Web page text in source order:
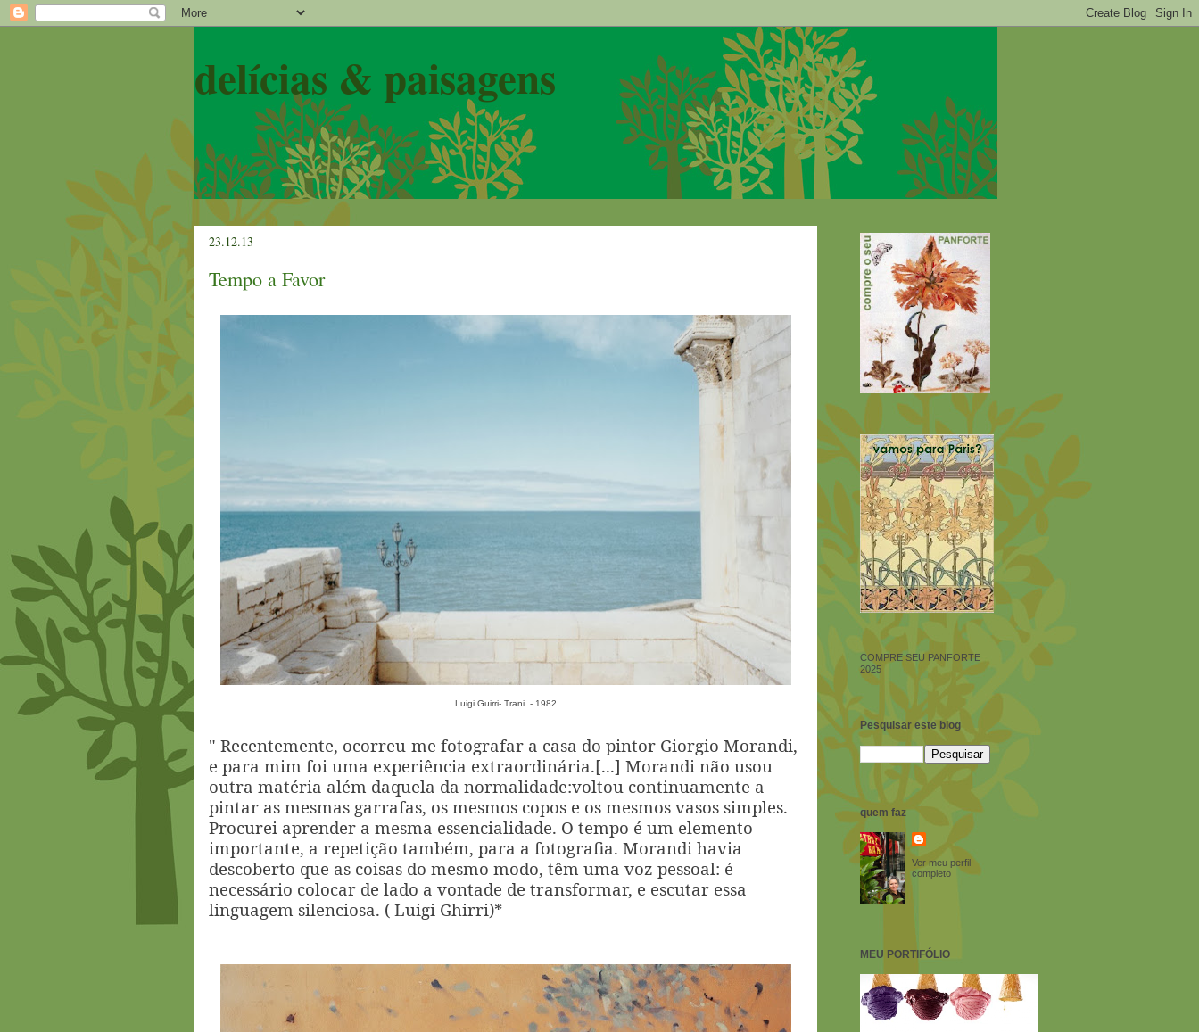
delícias & paisagens
23.12.13
Tempo a Favor
Luigi Guirri- Trani - 1982
" Recentemente, ocorreu-me fotografar a casa do pintor Giorgio Morandi,
e para mim foi uma experiência extraordinária.[...] Morandi não usou
outra matéria além daquela da normalidade:voltou continuamente a
pintar as mesmas garrafas, os mesmos copos e os mesmos vasos simples.
Procurei aprender a mesma essencialidade. O tempo é um elemento
importante, a repetição também, para a fotografia. Morandi havia
descoberto que as coisas do mesmo modo, têm uma voz pessoal: é
necessário colocar de lado a vontade de transformar, e escutar essa
linguagem silenciosa. ( Luigi Ghirri)*
COMPRE SEU PANFORTE
2025
Pesquisar este blog
quem faz
Ver meu perfil
completo
MEU PORTIFÓLIO